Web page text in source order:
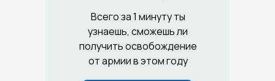
Всего за 1 минуту ты
узнаешь, сможешь ли
получить освобождение
от армии в этом году